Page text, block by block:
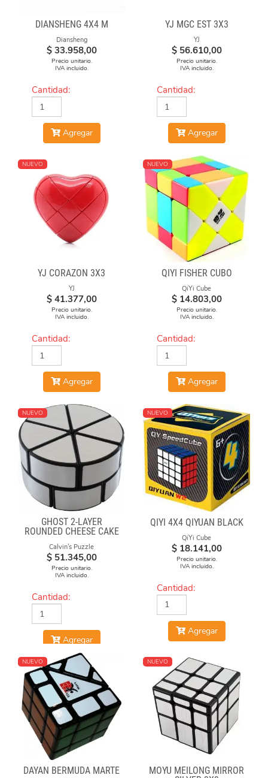
DIANSHENG 4X4 M
Diansheng
$ 33.958,00
Precio unitario.
IVA incluido.
Cantidad:
Agregar
YJ MGC EST 3X3
YJ
$ 56.610,00
Precio unitario.
IVA incluido.
Cantidad:
Agregar
NUEVO
YJ CORAZON 3X3
YJ
$ 41.377,00
Precio unitario.
IVA incluido.
Cantidad:
Agregar
NUEVO
QIYI FISHER CUBO
QiYi Cube
$ 14.803,00
Precio unitario.
IVA incluido.
Cantidad:
Agregar
NUEVO
GHOST 2-LAYER
ROUNDED CHEESE CAKE
-BLACK BODY WITH
SILVER LABEL
Calvin's Puzzle
$ 51.345,00
Precio unitario.
IVA incluido.
Cantidad:
Agregar
NUEVO
QIYI 4X4 QIYUAN BLACK
QiYi Cube
$ 18.141,00
Precio unitario.
IVA incluido.
Cantidad:
Agregar
NUEVO
DAYAN BERMUDA MARTE
NUEVO
MOYU MEILONG MIRROR